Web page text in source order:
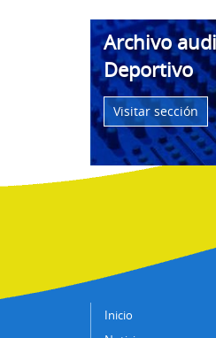
Archivo
Deportivo
Visitar sección
Inicio